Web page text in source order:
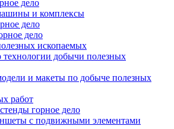
дело
и комплексы
дело
дело
ископаемых
добычи полезных
и макеты по добыче полезных
работ
горное дело
с подвижными элементами